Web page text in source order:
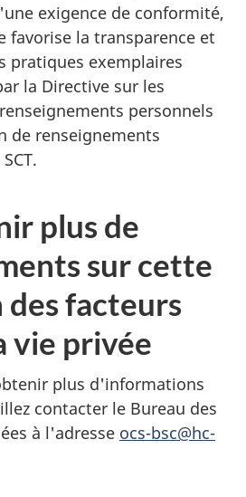
exigence de conformité,
favorise la transparence et
pratiques exemplaires
la Directive sur les
personnels
de renseignements
plus de
sur cette
facteurs
vie privée
plus d'informations
contacter le Bureau des
à l'adresse ocs-bsc@hc-